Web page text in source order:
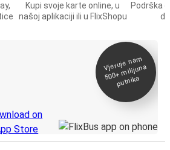
Kupi svoje karte online, u
našoj aplikaciji ili u FlixShopu
Podrška
Vjeruje na
m
500+
milijuna
putnika